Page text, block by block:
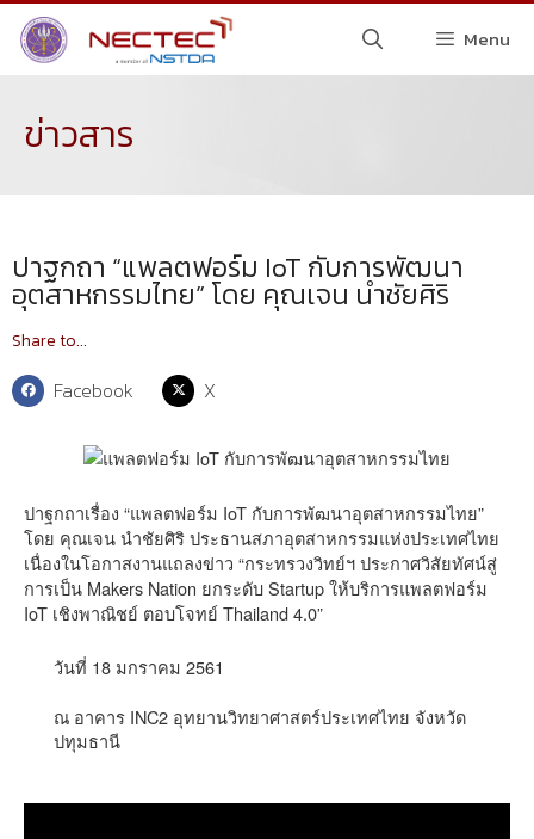
Menu
ข่าวสาร
ปาฐกถา “แพลตฟอร์ม IoT กับการพัฒนา
อุตสาหกรรมไทย” โดย คุณเจน นำชัยศิริ
Share to...
Facebook X
ปาฐกถาเรื่อง “แพลตฟอร์ม IoT กับการพัฒนาอุตสาหกรรมไทย”
โดย คุณเจน นำชัยศิริ ประธานสภาอุตสาหกรรมแห่งประเทศไทย
เนื่องในโอกาสงานแถลงข่าว “กระทรวงวิทย์ฯ ประกาศวิสัยทัศน์สู่
การเป็น Makers Nation ยกระดับ Startup ให้บริการแพลตฟอร์ม
IoT เชิงพาณิชย์ ตอบโจทย์ Thailand 4.0”
วันที่ 18 มกราคม 2561
ณ อาคาร INC2 อุทยานวิทยาศาสตร์ประเทศไทย จังหวัด
ปทุมธานี